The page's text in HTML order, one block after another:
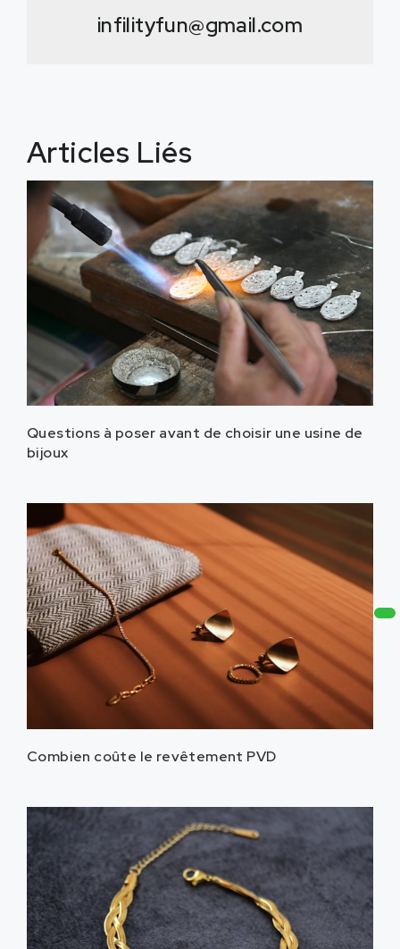
infilityfun@gmail.com
Articles Liés
Questions à poser avant de choisir une usine de
bijoux
Combien coûte le revêtement PVD